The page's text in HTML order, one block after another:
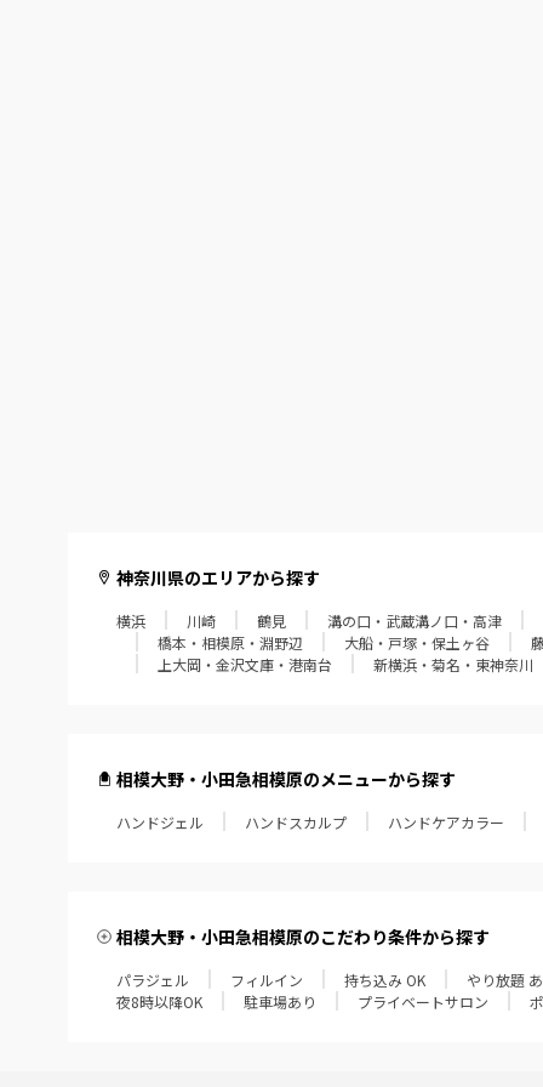
神奈川県のエリアから探す
横浜 川崎 鶴見 溝の口・武蔵溝ノ口・高津
橋本・相模原・淵野辺
大船・戸塚・保土ヶ谷
上大岡・金沢文庫・港南台
新横浜・菊名・東神奈川
相模大野・小田急相模原のメニューから探す
ハンドジェル ハンドスカルプ ハンドケアカラー
相模大野・小田急相模原のこだわり条件から探す
パラジェル フィルイン 持ち込み OK やり放題
夜8時以降OK
駐車場あり プライベートサロン